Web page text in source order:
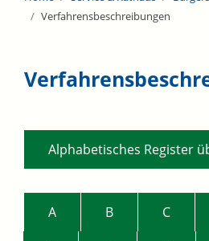
Verfahrensbeschreibungen
Alphabetisches Register
A B C